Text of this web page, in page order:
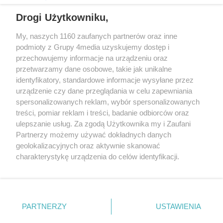
Redakcja Reklama Prywatność
Praca Łódź
the:protocol
Facebook.com
Youtube.com
Drogi Użytkowniku,
My, naszych 1160 zaufanych partnerów oraz inne
podmioty z Grupy 4media uzyskujemy dostęp i
przechowujemy informacje na urządzeniu oraz
przetwarzamy dane osobowe, takie jak unikalne
identyfikatory, standardowe informacje wysyłane przez
urządzenie czy dane przeglądania w celu zapewniania
spersonalizowanych reklam, wybór spersonalizowanych
treści, pomiar reklam i treści, badanie odbiorców oraz
ulepszanie usług. Za zgodą Użytkownika my i Zaufani
Partnerzy możemy używać dokładnych danych
geolokalizacyjnych oraz aktywnie skanować
charakterystykę urządzenia do celów identyfikacji.
zmienić/wycofać klikając przycisk ustawień prywatności
znajdujący się w lewym dolnym rogu strony
. Niektóre
PARTNERZY USTAWIENIA